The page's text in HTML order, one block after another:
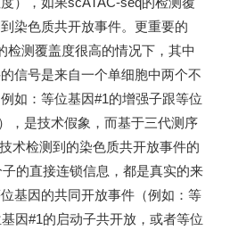
染色质共开放事件。更重要的
检测覆盖度很高的情况下，其中
信号是来自一个单细胞中两个不
如：等位基因#1的增强子跟等位
，是技术假象，而基于三代测序
术检测到的染色质共开放事件的
的直接连锁信息，都是真实的来
基因的共同开放事件（例如：等
因#1的启动子共开放，或者等位